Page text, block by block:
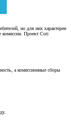
но для них характерен
комиссии. Проект Coti
а комиссионные сборы